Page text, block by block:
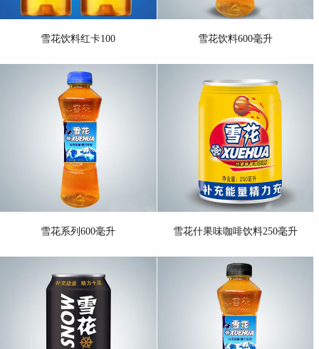
雪花饮料红卡100 雪花饮料600毫升
雪花系列600毫升 雪花什果味咖啡饮料250毫升